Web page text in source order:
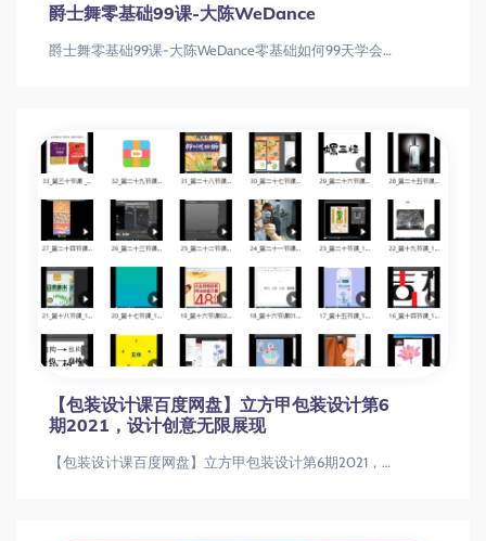
爵士舞零基础99课-大陈WeDance
爵士舞零基础99课-大陈WeDance零基础如何99天学会爵士舞？从基本功到成品舞全攻略爵士舞入门|成品舞教学|零基础舞蹈
【包装设计课百度网盘】立方甲包装设计第6
期2021，设计创意无限展现
【包装设计课百度网盘】立方甲包装设计第6期2021，设计创意无限展现【包装设计课百度网盘】立方甲包装设计第6期2021，设计创意无限